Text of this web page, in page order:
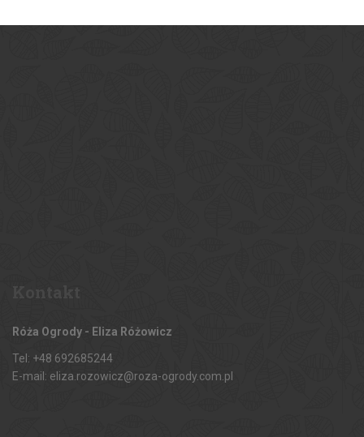
Róża Ogrody - Eliza Różowicz
Tel: +48 692685244
E-mail: eliza.rozowicz@roza-ogrody.com.pl